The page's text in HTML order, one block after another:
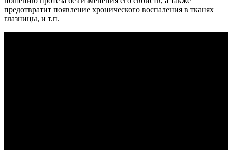
предотвратит появление хронического воспаления в тканях
глазницы, и т.п.